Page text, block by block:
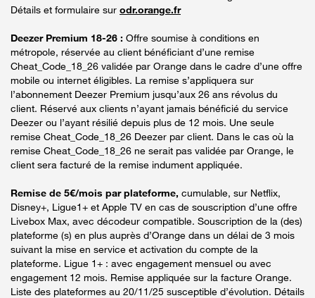
Détails et formulaire sur odr.orange.fr
Deezer Premium 18-26 : Offre soumise à conditions en
métropole, réservée au client bénéficiant d’une remise
Cheat_Code_18_26 validée par Orange dans le cadre d’une offre
mobile ou internet éligibles. La remise s’appliquera sur
l’abonnement Deezer Premium jusqu’aux 26 ans révolus du
client. Réservé aux clients n’ayant jamais bénéficié du service
Deezer ou l’ayant résilié depuis plus de 12 mois. Une seule
remise Cheat_Code_18_26 Deezer par client. Dans le cas où la
remise Cheat_Code_18_26 ne serait pas validée par Orange, le
client sera facturé de la remise indument appliquée.
Remise de 5€/mois par plateforme, cumulable, sur Netflix,
Disney+, Ligue1+ et Apple TV en cas de souscription d’une offre
Livebox Max, avec décodeur compatible. Souscription de la (des)
plateforme (s) en plus auprès d’Orange dans un délai de 3 mois
suivant la mise en service et activation du compte de la
plateforme. Ligue 1+ : avec engagement mensuel ou avec
engagement 12 mois. Remise appliquée sur la facture Orange.
Liste des plateformes au 20/11/25 susceptible d’évolution. Détails